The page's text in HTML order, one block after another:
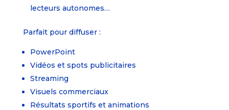
lecteurs autonomes…
Parfait pour diffuser :
PowerPoint
Vidéos et spots publicitaires
Streaming
Visuels commerciaux
Résultats sportifs et animations